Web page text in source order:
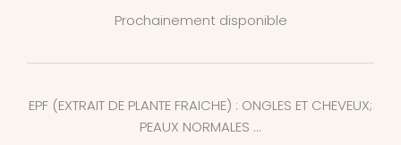
Prochainement disponible
EPF (EXTRAIT DE PLANTE FRAICHE) : ONGLES ET CHEVEUX;
PEAUX NORMALES ...